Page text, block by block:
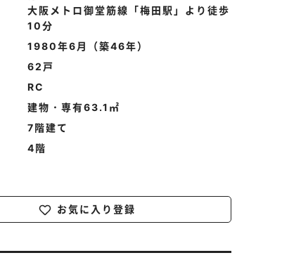
大阪メトロ御堂筋線「梅田駅」より徒歩
10分
1980年6月（築46年）
62戸
RC
建物・専有63.1㎡
7階建て
4階
お気に入り登録